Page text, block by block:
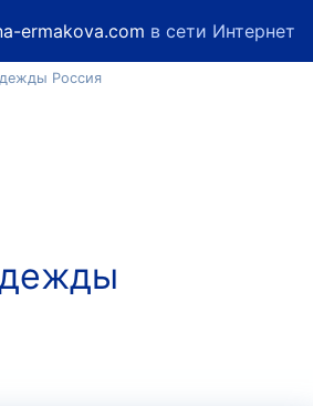
ermakova.com в сети Интернет
Россия